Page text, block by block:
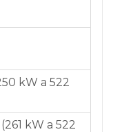
kW a 522
kW a 522